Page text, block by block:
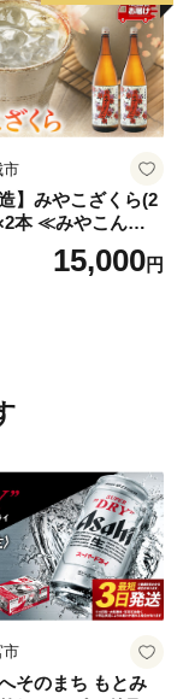
市
】みやこざくら(2
本 ≪みやこんじょ
0771
15,000円
市
そのまち もとみ